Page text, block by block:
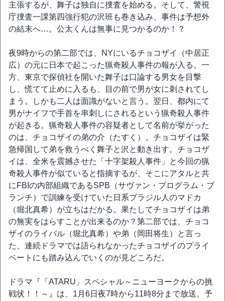
主張するが、舞子は独自に捜査を始める。そして、警視
庁捜査一課第四強行犯の沢班も巻き込み、事件は予想外
の結末へ…。公太くんは無事に見つかるのか！？
夜9時からの第二部では、NYにいるチョコザイ（中居正
広）の元に日本で起こった猟奇殺人事件の報が入る。一
方、東京で探偵社を開いた舞子は口論する男女を目撃
し、慌てて止めに入るも、目の前で男が女に刺されてし
まう。しかも二人は面識がないと言う。翌日、都内にて
男がナイフで手首を串刺しにされるという猟奇殺人事件
が起きる。猟奇殺人事件の容疑者として名前が挙がった
のは、チョコザイの弟の介（たすく）。チョコザイは緊
急帰国して弟を救うべく舞子と沢と動き出す。チョコザ
イは、全米を震撼させた「十字架殺人事件」と今回の猟
奇殺人事件が似ていると指摘するが、そこにアタルと共
にFBIの内部組織であるSPB（サヴァン・プログラム・ブ
ランチ）で訓練を受けていた日系ブラジル人のマドカ
（堀北真希）が立ちはだかる。果たしてチョコザイは弟
の無実をはらすことが出来るのか？第二部では、チョコ
ザイのライバル（堀北真希）や弟（岡田将生）と言っ
た、連続ドラマでは語られなかったチョコザイのプライ
ベートにも踏み込んでいくのが見どころだ。
ドラマ『「ATARU」スペシャル～ニューヨークからの挑
戦状！！～』は、1月6日夜7時から11時8分まで放送。予